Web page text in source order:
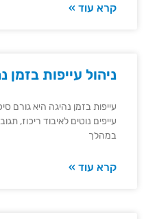
קרא עוד »
ניהול עייפות בזמן
עייפות בזמן נהיגה היא גורם
עייפים נוטים לאיבוד ריכוז,
במהלך
קרא עוד »